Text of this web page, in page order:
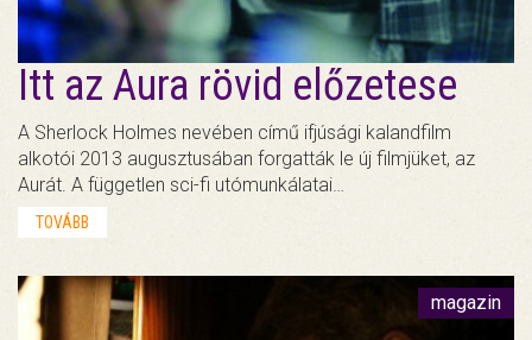
Itt az Aura rövid előzetese
A Sherlock Holmes nevében című ifjúsági kalandfilm
alkotói 2013 augusztusában forgatták le új filmjüket, az
Aurát. A független sci-fi utómunkálatai…
TOVÁBB
magazin